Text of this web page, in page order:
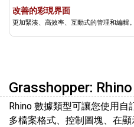
改善的彩現界面
更加緊湊、高效率、互動式的管理和編輯。
Grasshopper:
Rhino 數據類型可讓您使用
多檔案格式、控制圖塊、在